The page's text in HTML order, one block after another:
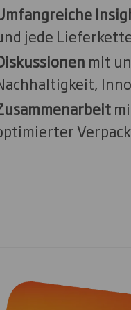
jede
mit